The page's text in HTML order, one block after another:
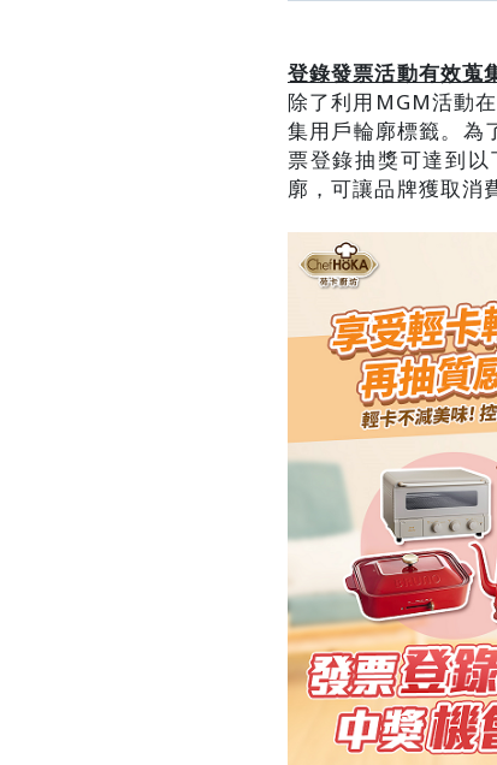
登錄發票活動有效蒐
除了利用MGM活動
集用戶輪廓標籤。為
票登錄抽獎可達到
廓，可讓品牌獲取消